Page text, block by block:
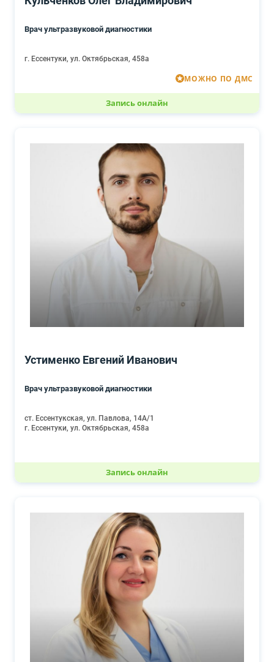
Врач ультразвуковой диагностики
г. Ессентуки, ул. Октябрьская, 458а
МОЖНО ПО ДМС
Запись онлайн
Устименко Евгений Иванович
Врач ультразвуковой диагностики
ст. Ессентукская, ул. Павлова, 14А/1
г. Ессентуки, ул. Октябрьская, 458а
Запись онлайн